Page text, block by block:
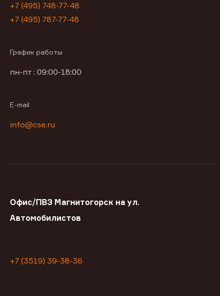
+7 (495) 748-77-48
+7 (495) 787-77-48
График работы
пн-пт : 09:00-18:00
E-mail
info@cse.ru
Офис/ПВЗ Магнитогорск на ул.
Автомобилистов
+7 (3519) 39-38-36